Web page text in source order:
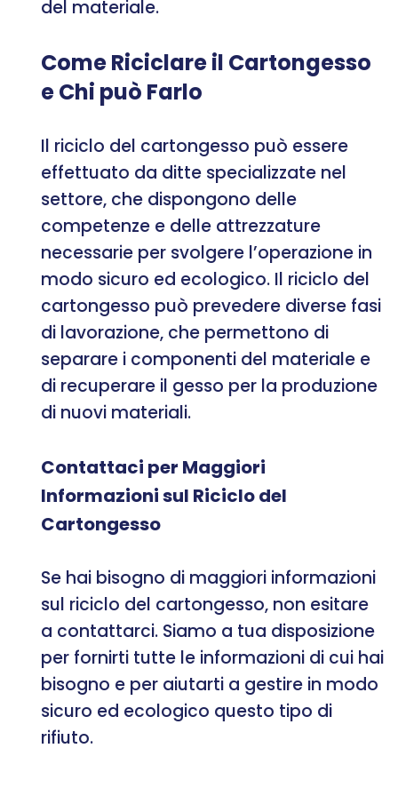
del materiale.
Come Riciclare il Cartongesso
e Chi può Farlo
Il riciclo del cartongesso può essere
effettuato da ditte specializzate nel
settore, che dispongono delle
competenze e delle attrezzature
necessarie per svolgere l’operazione in
modo sicuro ed ecologico. Il riciclo del
cartongesso può prevedere diverse fasi
di lavorazione, che permettono di
separare i componenti del materiale e
di recuperare il gesso per la produzione
di nuovi materiali.
Contattaci per Maggiori
Informazioni sul Riciclo del
Cartongesso
Se hai bisogno di maggiori informazioni
sul riciclo del cartongesso, non esitare
a contattarci. Siamo a tua disposizione
per fornirti tutte le informazioni di cui hai
bisogno e per aiutarti a gestire in modo
sicuro ed ecologico questo tipo di
rifiuto.